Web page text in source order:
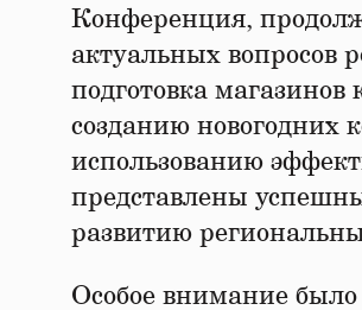
Конференция,
актуальных вопросов
подготовка
созданию новогодних
использованию
представлены
развитию
Особое внимание